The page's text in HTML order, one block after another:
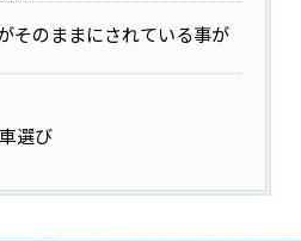
そのままにされている事が
選び